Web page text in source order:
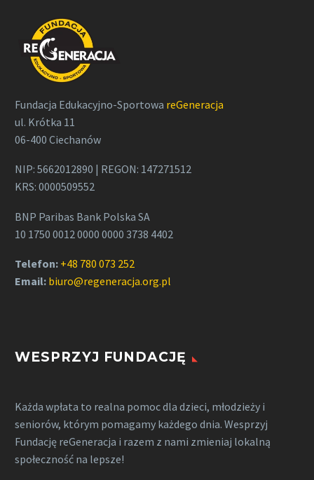
Fundacja Edukacyjno-Sportowa reGeneracja
ul. Krótka 11
06-400 Ciechanów
NIP: 5662012890 | REGON: 147271512
KRS: 0000509552
BNP Paribas Bank Polska SA
10 1750 0012 0000 0000 3738 4402
Telefon: +48 780 073 252
Email: biuro@regeneracja.org.pl
WESPRZYJ FUNDACJĘ
Każda wpłata to realna pomoc dla dzieci, młodzieży i
seniorów, którym pomagamy każdego dnia. Wesprzyj
Fundację reGeneracja i razem z nami zmieniaj lokalną
społeczność na lepsze!